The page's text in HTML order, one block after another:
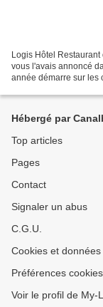
Logis Hôtel
vous l'avais annoncé
année démarre sur les
Hébergé par
Top articles
Pages
Contact
Signaler un abus
C.G.U.
Cookies et
Préférences cookies
Voir le profil de My-